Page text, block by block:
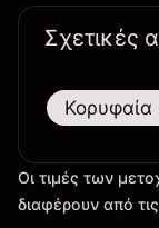
Σχετικές
Οι τιμές των
διαφέρουν από